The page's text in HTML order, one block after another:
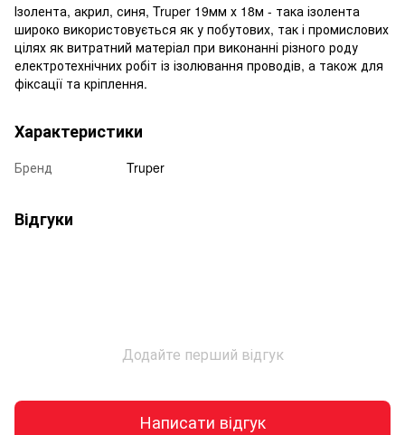
Ізолента, акрил, синя, Truper 19мм х 18м - така ізолента
широко використовується як у побутових, так і промислових
цілях як витратний матеріал при виконанні різного роду
електротехнічних робіт із ізолювання проводів, а також для
фіксації та кріплення.
Характеристики
Бренд Truper
Відгуки
Додайте перший відгук
Написати відгук